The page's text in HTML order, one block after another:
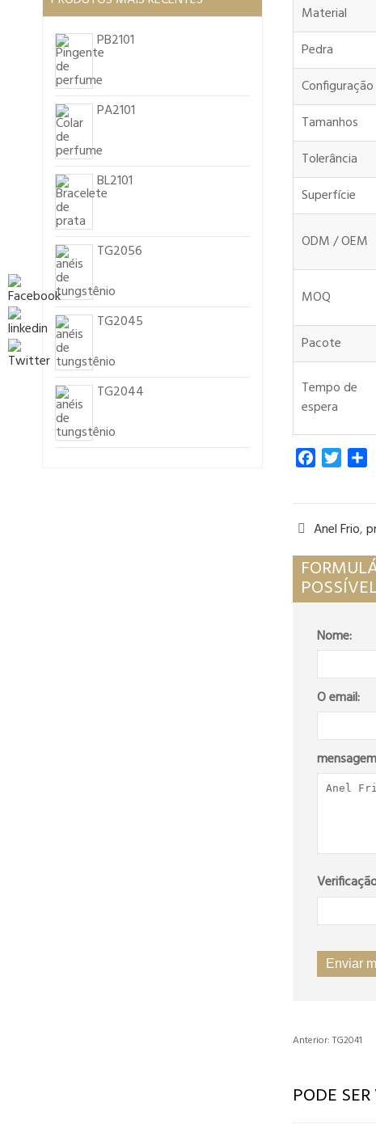
Material
Pedra
Configuração
Tamanhos
Tolerância
Superfície
ODM / OEM
MOQ
Pacote
Tempo de
espera
FacebookTwitter
 Anel Frio,
Nome:
O email:
Anterior: TG2041
PODE
PB2101
PA2101
BL2101
TG2056
TG2045
TG2044